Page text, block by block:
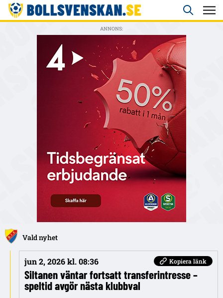
ANNONS:
Vald nyhet
jun 2, 2026 kl. 08:36 Kopiera länk
Siltanen väntar fortsatt transferintresse –
speltid avgör nästa klubbval